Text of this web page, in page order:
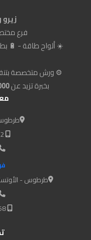
فرع
☀️ ألواح طاقة - 🔋
⚙️ ورش متخصصة
بخبرة تزيد عن
طرطوس -